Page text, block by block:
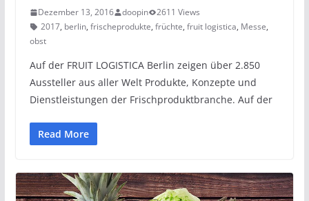
Dezember 13, 2016 doopin
2611 Views
2017, berlin, frischeprodukte, früchte, fruit logistica, Messe,
obst
Auf der FRUIT LOGISTICA Berlin zeigen über 2.850
Aussteller aus aller Welt Produkte, Konzepte und
Dienstleistungen der Frischproduktbranche. Auf der
Read More